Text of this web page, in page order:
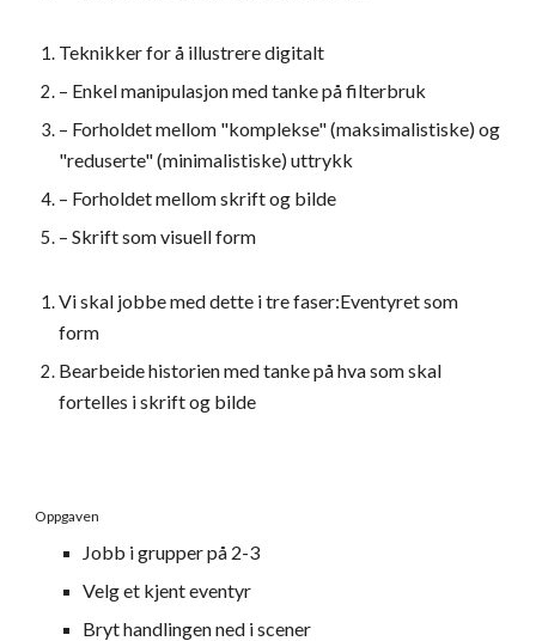
Teknikker for å illustrere digitalt
– Enkel manipulasjon med tanke på filterbruk
– Forholdet mellom "komplekse" (maksimalistiske) og
"reduserte" (minimalistiske) uttrykk
– Forholdet mellom skrift og bilde
– Skrift som visuell form
Vi skal jobbe med dette i tre faser:Eventyret som
form
Bearbeide historien med tanke på hva som skal
fortelles i skrift og bilde
Oppgaven
Jobb i grupper på 2-3
Velg et kjent eventyr
Bryt handlingen ned i scener